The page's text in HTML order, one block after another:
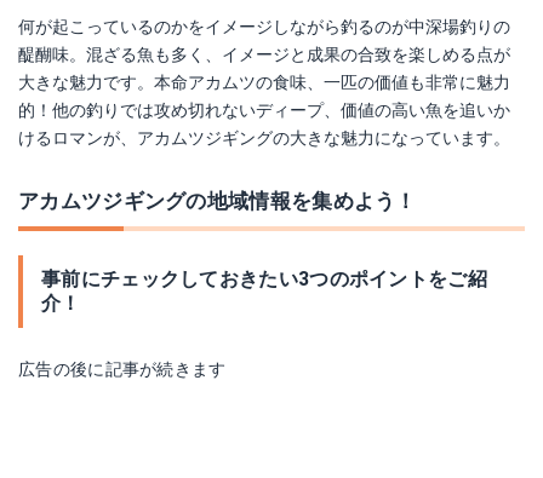
何が起こっているのかをイメージしながら釣るのが中深場釣りの
醍醐味。混ざる魚も多く、イメージと成果の合致を楽しめる点が
大きな魅力です。本命アカムツの食味、一匹の価値も非常に魅力
的！他の釣りでは攻め切れないディープ、価値の高い魚を追いか
けるロマンが、アカムツジギングの大きな魅力になっています。
アカムツジギングの地域情報を集めよう！
事前にチェックしておきたい3つのポイントをご紹
介！
広告の後に記事が続きます